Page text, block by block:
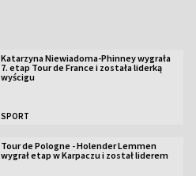
Katarzyna Niewiadoma-Phinney wygrała
7. etap Tour de France i została liderką
wyścigu
SPORT
Tour de Pologne - Holender Lemmen
wygrał etap w Karpaczu i został liderem